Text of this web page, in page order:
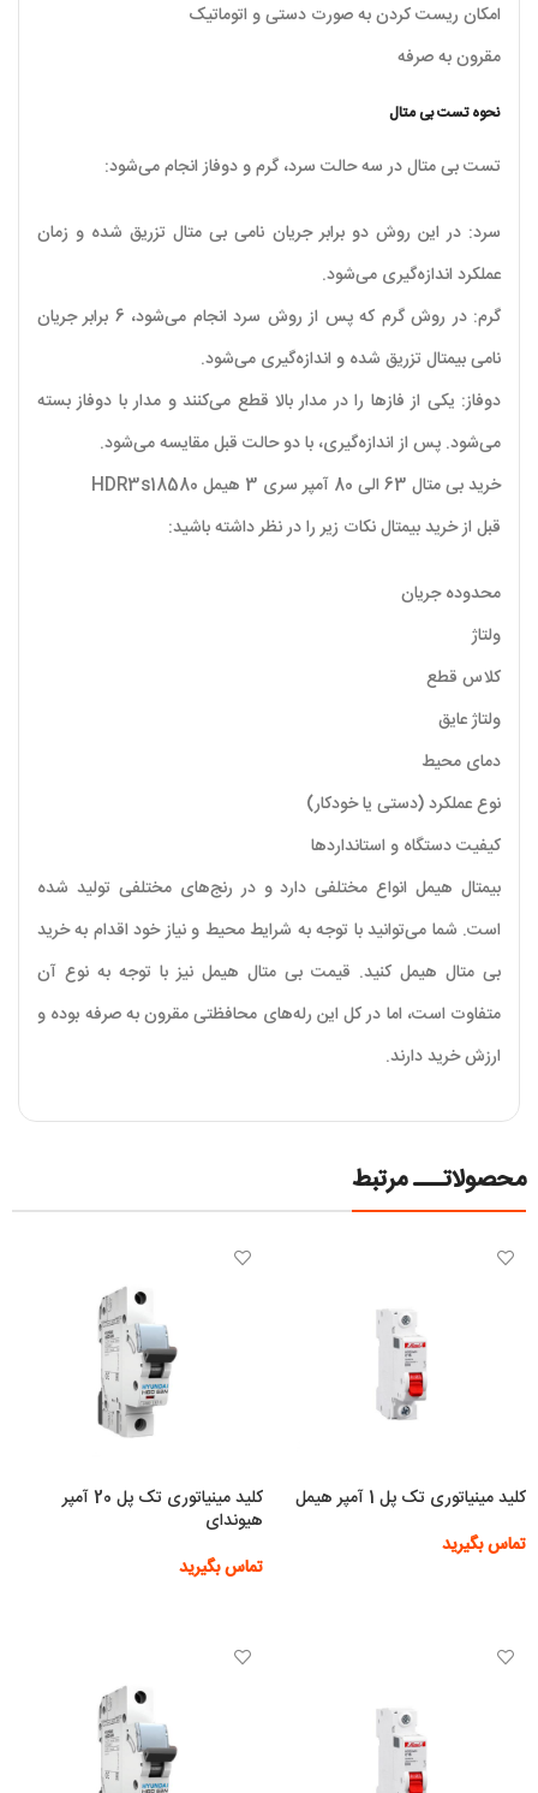
امکان ریست کردن به صورت دستی و اتوماتیک
مقرون به صرفه
نحوه تست بی متال
تست بی متال در سه حالت سرد، گرم و دوفاز انجام می‌شود:
سرد: در این روش دو برابر جریان نامی بی متال تزریق شده و زمان
عملکرد اندازه‌گیری می‌شود.
گرم: در روش گرم که پس از روش سرد انجام می‌شود، 6 برابر جریان
نامی بیمتال تزریق شده و اندازه‌گیری می‌شود.
دوفاز: یکی از فازها را در مدار بالا قطع می‌کنند و مدار با دوفاز بسته
می‌شود. پس از اندازه‌گیری، با دو حالت قبل مقایسه می‌شود.
خرید بی متال 63 الی 80 آمپر سری 3 هیمل HDR3s18580
قبل از خرید بیمتال نکات زیر را در نظر داشته باشید:
محدوده جریان
ولتاژ
کلاس قطع
ولتاژ عایق
دمای محیط
نوع عملکرد (دستی یا خودکار)
کیفیت دستگاه و استانداردها
بیمتال هیمل انواع مختلفی دارد و در رنج‌های مختلفی تولید شده
است. شما می‌توانید با توجه به شرایط محیط و نیاز خود اقدام به خرید
بی متال هیمل کنید. قیمت بی متال هیمل نیز با توجه به نوع آن
متفاوت است، اما در کل این رله‌های محافظتی مقرون به صرفه بوده و
ارزش خرید دارند.
محصولاتـــ مرتبط
کلید مینیاتوری تک پل 1 آمپر هیمل
تماس بگیرید
کلید مینیاتوری تک پل 20 آمپر
هیوندای
تماس بگیرید